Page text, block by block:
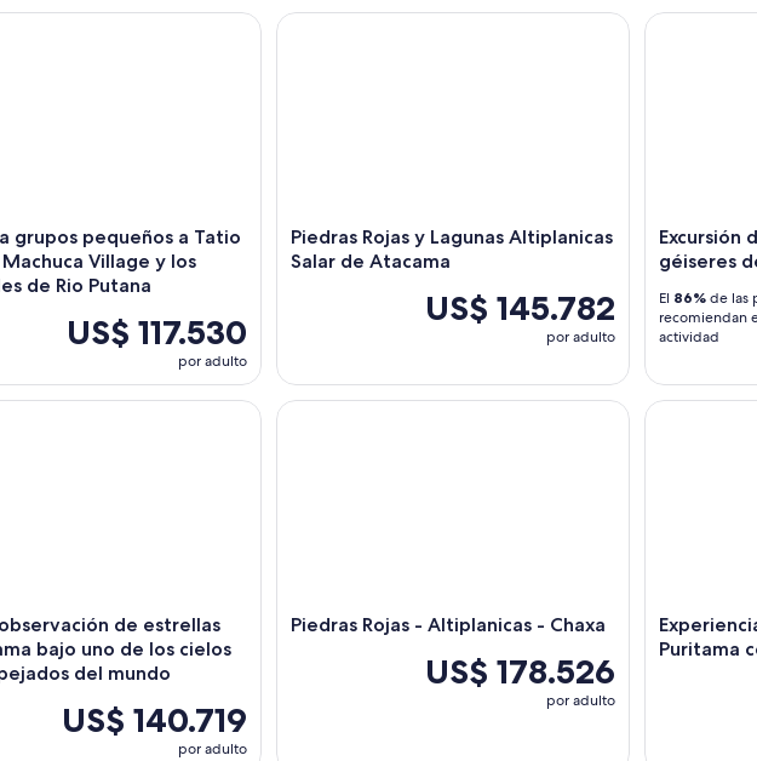
grupos pequeños a Tatio
Village y los
de Rio Putana
US$ 117.530
por adulto
pequeños a Tatio Geysers Machuca Village y los humedales de Rio Putana
Piedras Rojas y Lagunas Altiplanicas
Salar de Atacama
US$ 145.782
por adulto
Piedras Rojas y Lagunas Altiplanicas Salar de Atacama
Excursión
géiseres
El 86% de las
recomiendan
actividad
Excursión
de estrellas
bajo uno de los cielos
del mundo
US$ 140.719
por adulto
de estrellas en Atacama bajo uno de los cielos más despejados del mundo
Piedras Rojas - Altiplanicas - Chaxa
US$ 178.526
por adulto
Piedras Rojas - Altiplanicas - Chaxa
Puritama
Experiencia